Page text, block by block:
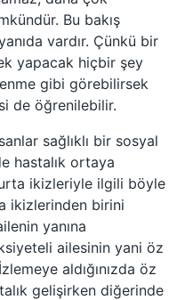
Bu bakış
vardır. Çünkü bir
yapacak hiçbir şey
gibi görebilirsek
de öğrenilebilir.
sağlıklı bir sosyal
hastalık ortaya
ikizleriyle ilgili böyle
ikizlerinden birini
yanına
ailesinin yani öz
aldığınızda öz
gelişirken diğerinde